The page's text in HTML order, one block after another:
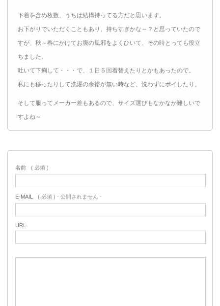
下着を含め枚数、うちは結構持ってる方だと思います。
お下がりでいただくこともあり、持ちすぎかな～？と思っていたので
すが、秋～春にかけてお腹の風邪をよくひいて、その時とっても役立
ちました。
吐いて下痢して・・・で、１日５回着替えたりとかもあったので。
私にも移ったりして洗濯の余裕が無い時など、洗わずにポイしたり。
そして服ってメーカー差もあるので、サイズ選びもなかなか難しいで
すよね～
名前 ( 必須 )
E-MAIL ( 必須 ) - 公開されません -
URL